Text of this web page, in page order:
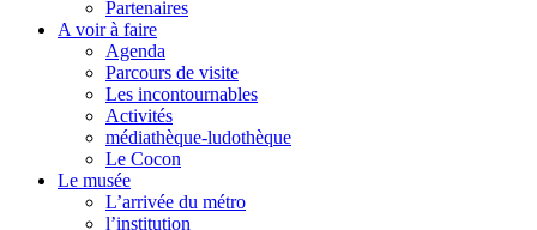
Partenaires
A voir à faire
Agenda
Parcours de visite
Les incontournables
Activités
médiathèque-ludothèque
Le Cocon
Le musée
L’arrivée du métro
l’institution